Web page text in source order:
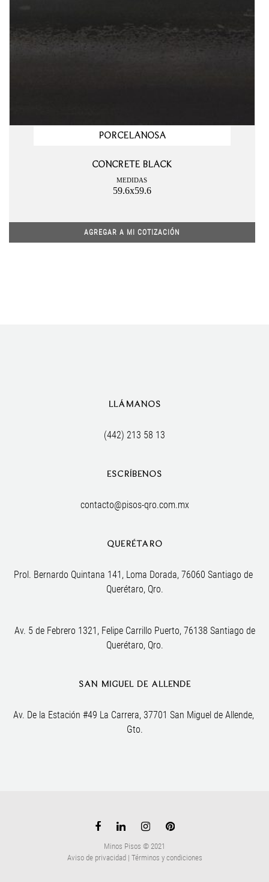
PORCELANOSA
CONCRETE BLACK
MEDIDAS
59.6x59.6
AGREGAR A MI COTIZACIÓN
LLÁMANOS
(442) 213 58 13
ESCRÍBENOS
contacto@pisos-qro.com.mx
QUERÉTARO
Prol. Bernardo Quintana 141, Loma Dorada, 76060 Santiago de
Querétaro, Qro.
Av. 5 de Febrero 1321, Felipe Carrillo Puerto, 76138 Santiago de
Querétaro, Qro.
SAN MIGUEL DE ALLENDE
Av. De la Estación #49 La Carrera, 37701 San Miguel de Allende,
Gto.
Minos Pisos © 2021
Aviso de privacidad| Términos y condiciones